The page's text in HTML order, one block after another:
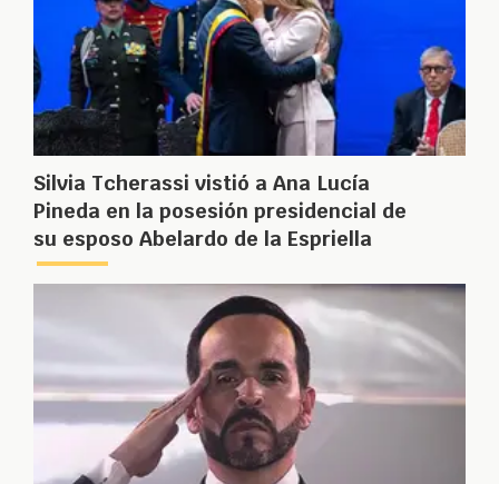
Silvia Tcherassi vistió a Ana Lucía
Pineda en la posesión presidencial de
su esposo Abelardo de la Espriella